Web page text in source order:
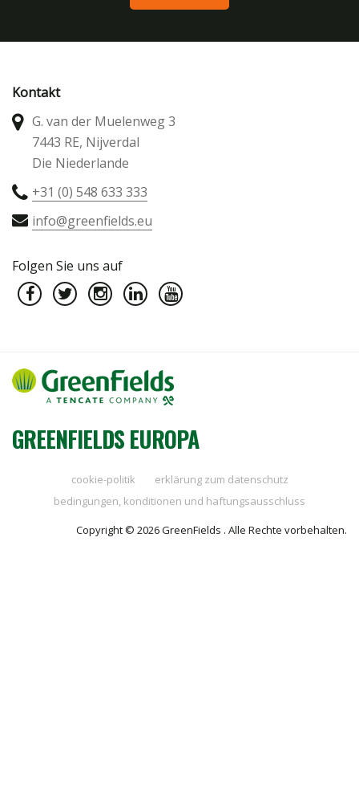
Kontakt
G. van der Muelenweg 3
7443 RE, Nijverdal
Die Niederlande
+31 (0) 548 633 333
info@greenfields.eu
Folgen Sie uns auf
GREENFIELDS EUROPA
cookie-politik
erklärung zum datenschutz
bedingungen, konditionen und haftungsausschluss
Copyright © 2026 GreenFields . Alle Rechte vorbehalten.